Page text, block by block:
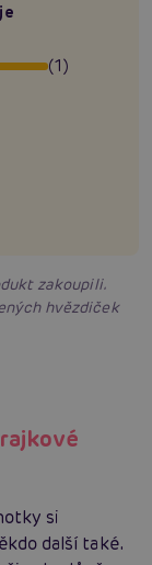
(1)
zakoupili.
hvězdiček
si
další také.